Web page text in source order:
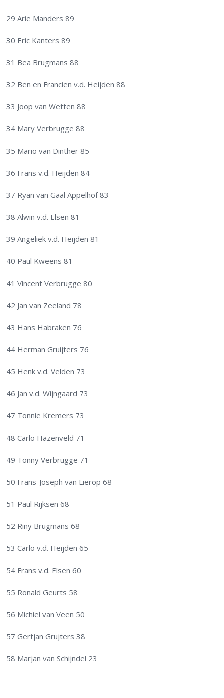
29 Arie Manders 89
30 Eric Kanters 89
31 Bea Brugmans 88
32 Ben en Francien v.d. Heijden 88
33 Joop van Wetten 88
34 Mary Verbrugge 88
35 Mario van Dinther 85
36 Frans v.d. Heijden 84
37 Ryan van Gaal Appelhof 83
38 Alwin v.d. Elsen 81
39 Angeliek v.d. Heijden 81
40 Paul Kweens 81
41 Vincent Verbrugge 80
42 Jan van Zeeland 78
43 Hans Habraken 76
44 Herman Gruijters 76
45 Henk v.d. Velden 73
46 Jan v.d. Wijngaard 73
47 Tonnie Kremers 73
48 Carlo Hazenveld 71
49 Tonny Verbrugge 71
50 Frans-Joseph van Lierop 68
51 Paul Rijksen 68
52 Riny Brugmans 68
53 Carlo v.d. Heijden 65
54 Frans v.d. Elsen 60
55 Ronald Geurts 58
56 Michiel van Veen 50
57 Gertjan Grujters 38
58 Marjan van Schijndel 23